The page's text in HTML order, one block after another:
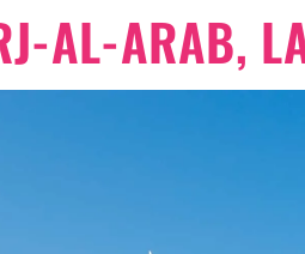
AL-ARAB,